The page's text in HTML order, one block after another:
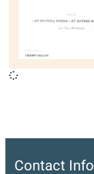
Contact Info